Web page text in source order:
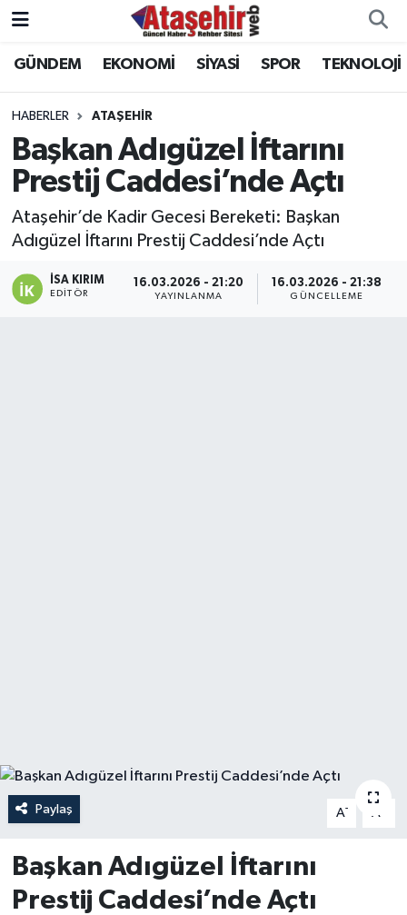
GÜNDEM EKONOMİ SİYASİ SPOR TEKNOLOJİ
HABERLER ATAŞEHİR
Başkan Adıgüzel İftarını
Prestij Caddesi’nde Açtı
Ataşehir’de Kadir Gecesi Bereketi: Başkan
Adıgüzel İftarını Prestij Caddesi’nde Açtı
İSA KIRIM
EDITÖR
16.03.2026 - 21:20
YAYINLANMA
16.03.2026 - 21:38
GÜNCELLEME
Paylaş A- A
Başkan Adıgüzel İftarını
Prestij Caddesi’nde Açtı
Hava Durumu
Trafik Durumu
Süper Lig Puan Durumu ve Fikstür
Tüm Manşetler
Son Dakika Haberleri
Haber Arşivi